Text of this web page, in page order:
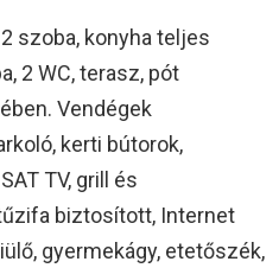
szoba, konyha teljes
2 WC, terasz, pót
Vendégek
kerti bútorok,
TV, grill és
biztosított, Internet
gyermekágy, etetőszék,